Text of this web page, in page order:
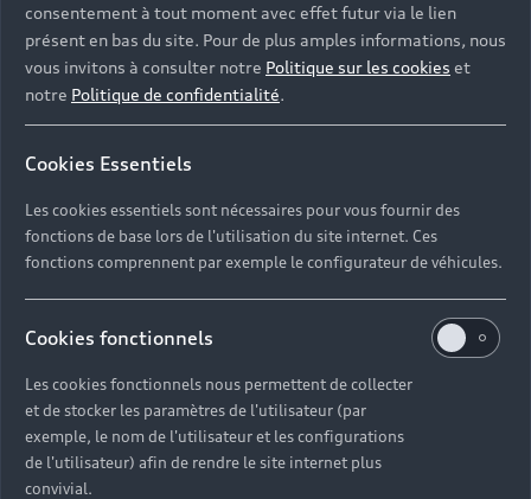
consentement à tout moment avec effet futur via le lien
présent en bas du site. Pour de plus amples informations, nous
vous invitons à consulter notre Politique sur les cookies et
notre Politique de confidentialité.
Cookies Essentiels
Les cookies essentiels sont nécessaires pour vous fournir des
fonctions de base lors de l'utilisation du site internet. Ces
fonctions comprennent par exemple le configurateur de véhicules.
Cookies fonctionnels
Les cookies fonctionnels nous permettent de collecter
et de stocker les paramètres de l'utilisateur (par
exemple, le nom de l'utilisateur et les configurations
de l'utilisateur) afin de rendre le site internet plus
convivial.